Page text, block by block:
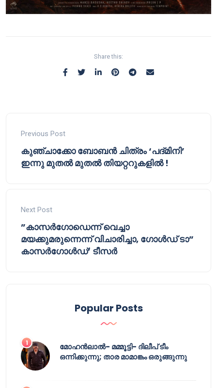
Share this:
Previous Post
കുഞ്ചാക്കോ ബോബൻ ചിത്രം ‘പദ്മിനി’
ഇന്നു മുതൽ മുതൽ തിയറ്ററുകളിൽ !
Next Post
”കാസർ​ഗോഡെന്ന് വെച്ചാ
മയക്കുമരുന്നെന്ന് വിചാരിച്ചാ, ​ഗോൾഡ് ടാ”
കാസർ​ഗോൾഡ്’ ടീസർ
Popular Posts
മോഹൻലാൽ- മമ്മൂട്ടി- ദിലീപ് ടീം
ഒന്നിക്കുന്നു; താര മാമാങ്കം ഒരുങ്ങുന്നു